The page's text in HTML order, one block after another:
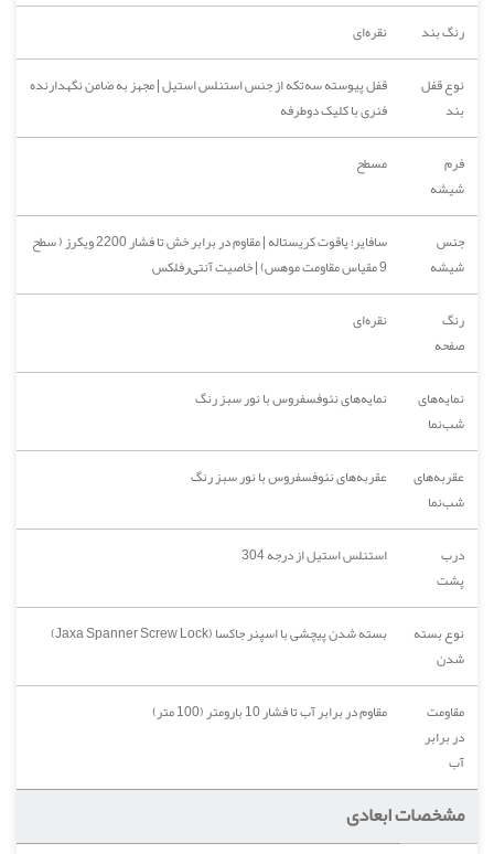
رنگ بند
نقره‌ای
نوع قفل
بند
قفل پیوسته سه‌تکه از جنس استنلس استیل | مجهز به ضامن نگهدارنده
فنری با کلیک دوطرفه
فرم
شیشه
مسطح
جنس
شیشه
سافایر؛ یاقوت کریستاله | مقاوم در برابر خش تا فشار 2200 ویکرز ( سطح
9 مقیاس مقاومت موهس) | خاصیت آنتی‌رفلکس
رنگ
صفحه
نقره‌ای
نمایه‌های
شب‌نما
نمایه‌های نئوفسفروس با نور سبز رنگ
عقربه‌های
شب‌نما
عقربه‌های نئوفسفروس با نور سبز رنگ
درب
پشت
استنلس استیل از درجه 304
نوع بسته
شدن
بسته شدن پیچشی با اسپنر جاکسا (Jaxa Spanner Screw Lock)
مقاومت
در برابر
آب
مقاوم در برابر آب تا فشار 10 بارومتر (100 متر)
مشخصات ابعادی